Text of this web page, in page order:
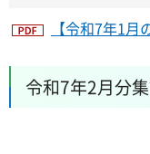
【令和7年1月
令和7年2月分